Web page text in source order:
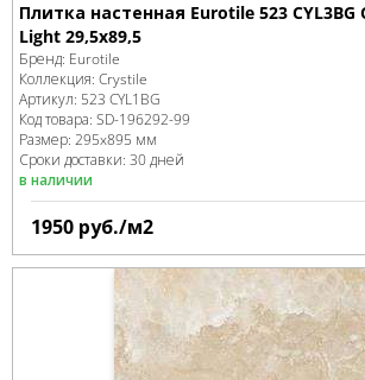
Плитка настенная Eurotile 523 CYL3BG
Light 29,5х89,5
Бренд: Eurotile
Коллекция: Crystile
Артикул: 523 CYL1BG
Код товара: SD-196292-99
Размер: 295x895 мм
Сроки доставки: 30 дней
в наличии
1950 руб./м2